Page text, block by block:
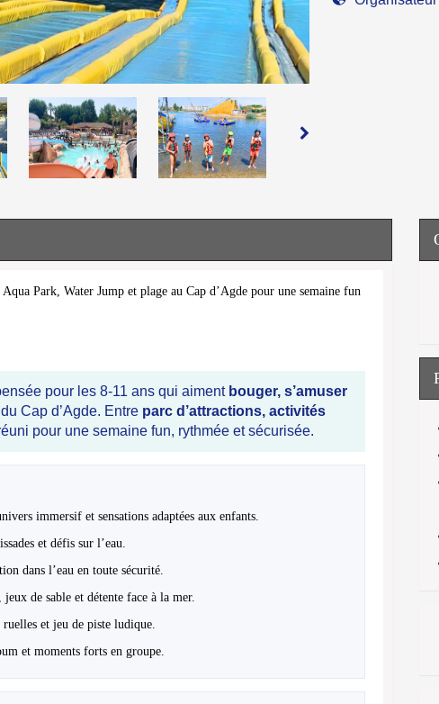
Park, Water Jump et plage au Cap d’Agde pour une semaine fun
pour les 8-11 ans qui aiment bouger, s’amuser
Cap d’Agde. Entre parc d’attractions, activités
pour une semaine fun, rythmée et sécurisée.
immersif et sensations adaptées aux enfants.
et défis sur l’eau.
dans l’eau en toute sécurité.
de sable et détente face à la mer.
et jeu de piste ludique.
et moments forts en groupe.